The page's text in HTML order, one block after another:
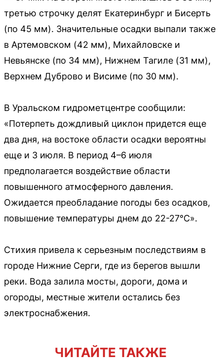
третью строчку делят Екатеринбург и Бисерть
(по 45 мм). Значительные осадки выпали также
в Артемовском (42 мм), Михайловске и
Невьянске (по 34 мм), Нижнем Тагиле (31 мм),
Верхнем Дуброво и Висиме (по 30 мм).
В Уральском гидрометцентре сообщили:
«Потерпеть дождливый циклон придется еще
два дня, на востоке области осадки вероятны
еще и 3 июля. В период 4–6 июля
предполагается воздействие области
повышенного атмосферного давления.
Ожидается преобладание погоды без осадков,
повышение температуры днем до 22-27°С».
Стихия привела к серьезным последствиям в
городе Нижние Серги, где из берегов вышли
реки. Вода залила мосты, дороги, дома и
огороды, местные жители остались без
электроснабжения.
ЧИТАЙТЕ ТАКЖЕ